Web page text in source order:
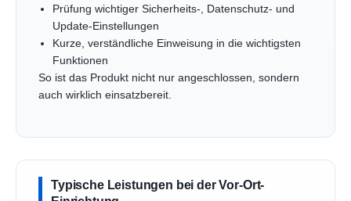
Prüfung wichtiger Sicherheits-, Datenschutz- und
Update-Einstellungen
Kurze, verständliche Einweisung in die wichtigsten
Funktionen
So ist das Produkt nicht nur angeschlossen, sondern
auch wirklich einsatzbereit.
Typische Leistungen bei der Vor-Ort-